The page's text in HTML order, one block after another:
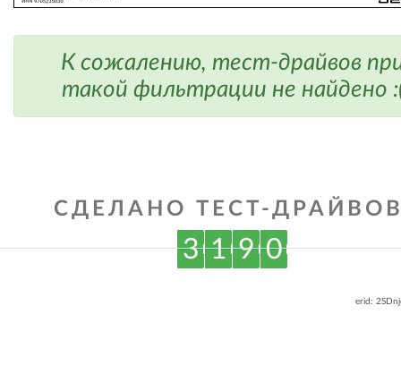
К сожалению, тест-драйвов
такой фильтрации не найдено
СДЕЛАНО ТЕСТ-
3 1 9 0
erid: